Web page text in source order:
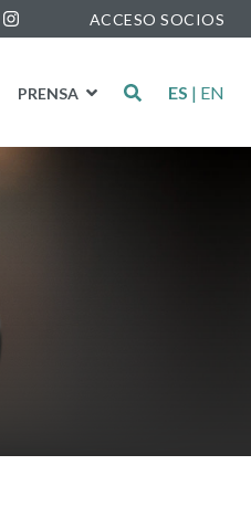
ACCESO SOCIOS
PRENSA ES | EN